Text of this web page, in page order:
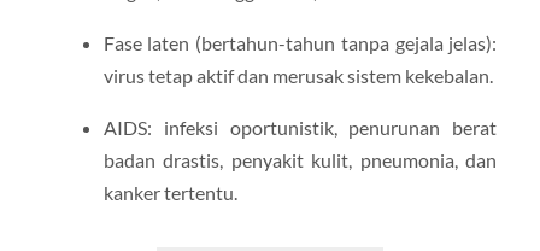
Fase laten (bertahun-tahun tanpa gejala jelas):
virus tetap aktif dan merusak sistem kekebalan.
AIDS: infeksi oportunistik, penurunan berat
badan drastis, penyakit kulit, pneumonia, dan
kanker tertentu.